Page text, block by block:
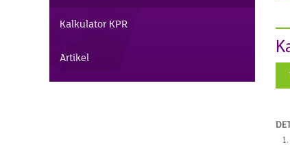
Kalkulator KPR
Artikel